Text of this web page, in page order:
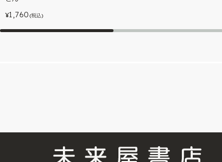
¥1,760 (税込)